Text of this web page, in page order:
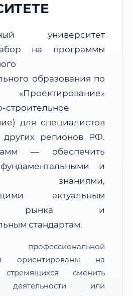
Республика Узбекистан
Дистанционно
ФИС ФРДО
для увеличения и просмотра
университет
на программы
образования по
«Проектирование»
строительное
для специалистов
регионов РФ.
— обеспечить
и
знаниями,
актуальным
рынка и
стандартам.
ориентированы на
стремящихся сменить
деятельности или